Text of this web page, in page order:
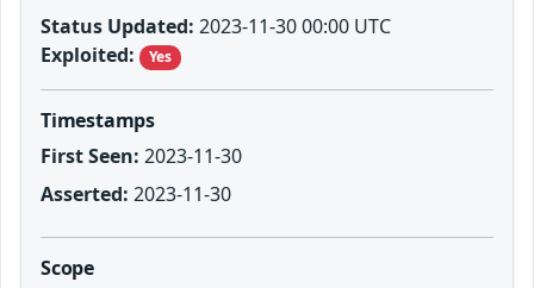
Status Updated: 2023-11-30 00:00 UTC
Exploited:
Yes
Timestamps
First Seen: 2023-11-30
Asserted: 2023-11-30
Scope